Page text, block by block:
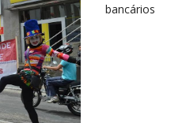
bancários